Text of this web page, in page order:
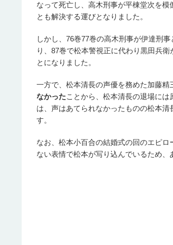
なって死亡し、高木刑事が平棟堂次を
とも解決する運びとなりました。
しかし、76巻77巻の高木刑事が伊達刑
り、87巻で松本警視正に代わり黒田兵
とになりました。
一方で、松本清長の声優を務めた加藤精
なかったことから、松本清長の退場に
は、声はあてられなかったものの松本
す。
なお、松本小百合の結婚式の回のエピ
ない表情で松本が写り込んでいるため、